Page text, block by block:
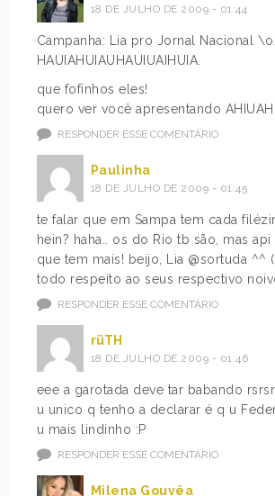
18 DE JULHO DE 2009 - 01:44
Campanha: Lia pro Jornal Nacional
HAUIAHUIAUHAUIUAIHUIA.
que fofinhos eles!
quero ver você apresentando
RESPONDER ESSE COMENTÁRIO
Paulinha
18 DE JULHO DE 2009 - 01:45
te falar que em Sampa tem cada
hein? haha.. os do Rio tb são, mas api
que tem mais! beijo, Lia @sortuda ^^
todo respeito ao seus respectivo
RESPONDER ESSE COMENTÁRIO
rüTH
18 DE JULHO DE 2009 - 01:46
eee a garotada deve tar babando
u unico q tenho a declarar é q u
u mais lindinho :P
RESPONDER ESSE COMENTÁRIO
Milena Gouvêa